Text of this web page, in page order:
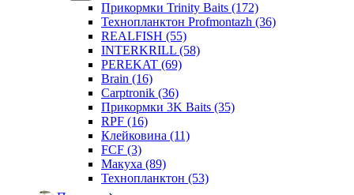
Прикормки Trinity Baits (172)
Технопланктон Profmontazh (36)
REALFISH (55)
INTERKRILL (58)
PEREKAT (69)
Brain (16)
Carptronik (36)
Прикормки 3K Baits (35)
RPF (16)
Клейковина (11)
FCF (3)
Макуха (89)
Технопланктон (53)